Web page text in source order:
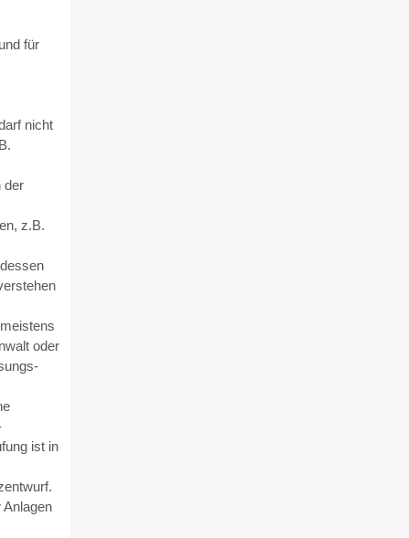
für
nicht
der
z.B.
oder
ist in